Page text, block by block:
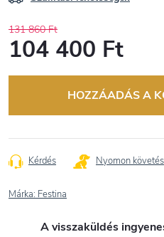
131 860 Ft
104 400 Ft
HOZZÁADÁS A
Kérdés Nyomon követés
Márka: Festina
A visszaküldés